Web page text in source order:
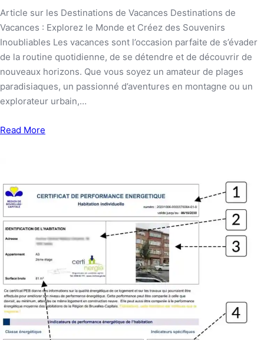
Article sur les Destinations de Vacances Destinations de
Vacances : Explorez le Monde et Créez des Souvenirs
Inoubliables Les vacances sont l’occasion parfaite de s’évader
de la routine quotidienne, de se détendre et de découvrir de
nouveaux horizons. Que vous soyez un amateur de plages
paradisiaques, un passionné d’aventures en montagne ou un
explorateur urbain,…
Read More